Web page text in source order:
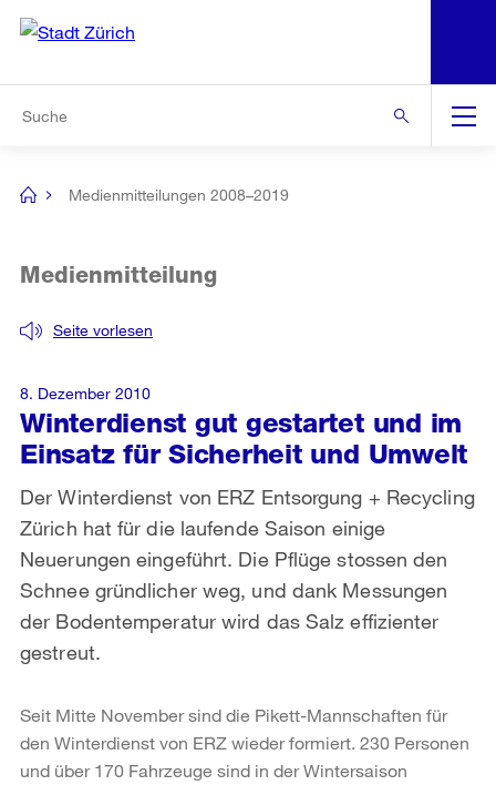
Navigation
[no
Medienmitteilungen 2008–2019
Winterdienst gut gestartet und im
Einsatz für Sicherheit und Umwelt
Seite vorlesen
Medienmitteilung
Der Winterdienst von ERZ Entsorgung + Recycling
Zürich hat für die laufende Saison einige
Neuerungen eingeführt. Die Pflüge stossen den
Schnee gründlicher weg, und dank Messungen
der Bodentemperatur wird das Salz effizienter
gestreut.
8. Dezember 2010
Seit Mitte November sind die Pikett-Mannschaften für
den Winterdienst von ERZ wieder formiert. 230 Personen
und über 170 Fahrzeuge sind in der Wintersaison